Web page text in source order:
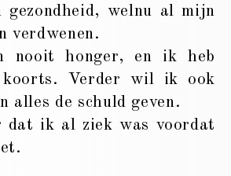
welnu al mijn
verdwenen.
nooit honger, en ik heb
koorts. Verder wil ik ook
alles de schuld geven.
dat ik al ziek was voordat